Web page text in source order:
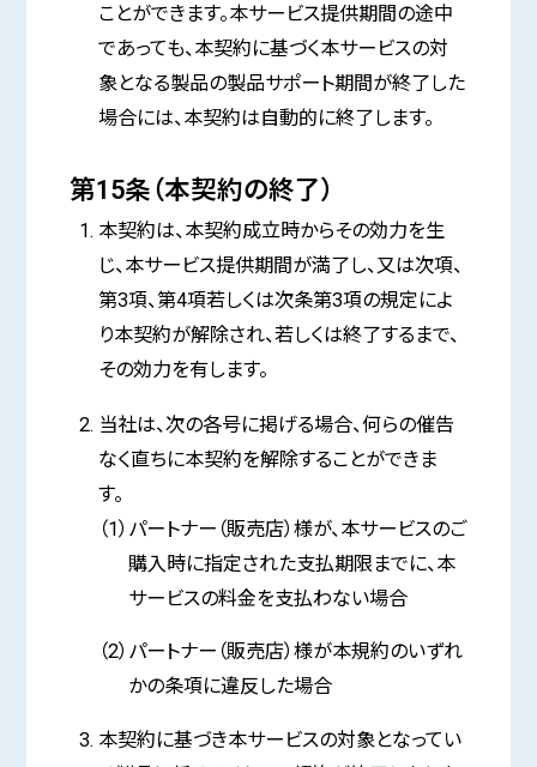
ことができます。本サービス提供期間の途中
であっても、本契約に基づく本サービスの対
象となる製品の製品サポート期間が終了した
場合には、本契約は自動的に終了します。
第15条（本契約の終了）
本契約は、本契約成立時からその効力を生
じ、本サービス提供期間が満了し、又は次項、
第3項、第4項若しくは次条第3項の規定によ
り本契約が解除され、若しくは終了するまで、
その効力を有します。
当社は、次の各号に掲げる場合、何らの催告
なく直ちに本契約を解除することができま
す。
（1）パートナー（販売店）様が、本サービスのご
購入時に指定された支払期限までに、本
サービスの料金を支払わない場合
（2）パートナー（販売店）様が本規約のいずれ
かの条項に違反した場合
本契約に基づき本サービスの対象となってい